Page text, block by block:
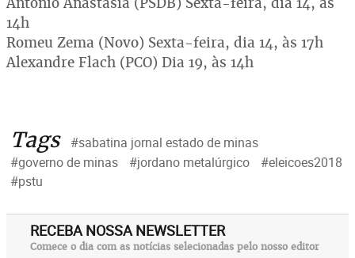
14h
Romeu Zema (Novo) Sexta-feira, dia 14, às 17h
Alexandre Flach (PCO) Dia 19, às 14h
Tags
#sabatina jornal estado de minas
#governo de minas
#jordano metalúrgico
#eleicoes2018
#pstu
RECEBA NOSSA NEWSLETTER
Comece o dia com as notícias selecionadas pelo nosso editor